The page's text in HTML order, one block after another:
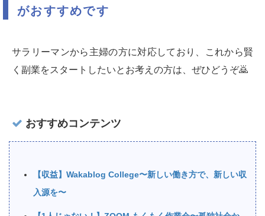
がおすすめです
サラリーマンから主婦の方に対応しており、これから賢
く副業をスタートしたいとお考えの方は、ぜひどうぞ🙇‍
おすすめコンテンツ
【収益】Wakablog College〜新しい働き方で、新しい収
入源を〜